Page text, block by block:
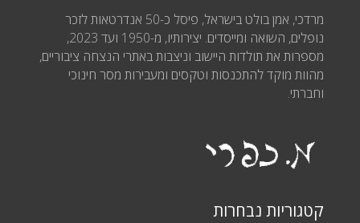
מרדכי, אמן בולט בישראל, פיסל כ-50 אנדרטאות לזכר
נופלים, השואה ומייסדים. יצירותיו, מ-1950 ועד 2023,
מספרות את תולדות היישוב וניצבות באתרי הנצחה ציבוריים,
מהוות מוקד להתכנסות וטקסים ומעבירות מסר חינוכי
וחברתי.
קטגוריות נבחרות